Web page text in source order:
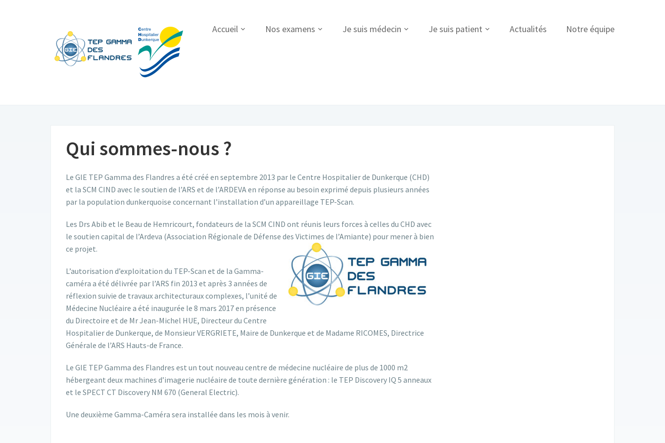
Accueil Nos examens Je suis médecin Je suis patient Actualités Notre équipe
Qui sommes-nous ?
Le GIE TEP Gamma des Flandres a été créé en septembre 2013 par le Centre Hospitalier de Dunkerque (CHD)
et la SCM CIND avec le soutien de l’ARS et de l’ARDEVA en réponse au besoin exprimé depuis plusieurs années
par la population dunkerquoise concernant l’installation d’un appareillage TEP-Scan.
Les Drs Abib et le Beau de Hemricourt, fondateurs de la SCM CIND ont réunis leurs forces à celles du CHD avec
le soutien capital de l’Ardeva (Association Régionale de Défense des Victimes de l’Amiante) pour mener à bien
ce projet.
L’autorisation d’exploitation du TEP-Scan et de la Gamma-
caméra a été délivrée par l’ARS fin 2013 et après 3 années de
réflexion suivie de travaux architecturaux complexes, l’unité de
Médecine Nucléaire a été inaugurée le 8 mars 2017 en présence
du Directoire et de Mr Jean-Michel HUE, Directeur du Centre
Hospitalier de Dunkerque, de Monsieur VERGRIETE, Maire de Dunkerque et de Madame RICOMES, Directrice
Générale de l’ARS Hauts-de France.
Le GIE TEP Gamma des Flandres est un tout nouveau centre de médecine nucléaire de plus de 1000 m2
hébergeant deux machines d’imagerie nucléaire de toute dernière génération : le TEP Discovery IQ 5 anneaux
et le SPECT CT Discovery NM 670 (General Electric).
Une deuxième Gamma-Caméra sera installée dans les mois à venir.